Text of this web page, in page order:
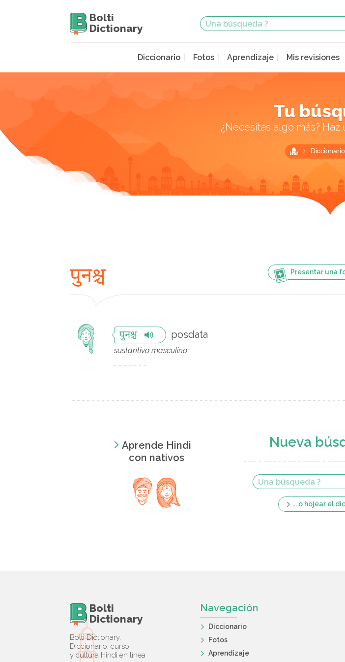
Bolti
Dictionary
Diccionario Fotos Aprendizaje Mis revisiones
Tu
¿Necesitas algo más?
Diccionario
Presentar una
पुनश्च
पुनश्च posdata
sustantivo masculino
Aprende Hindi
con nativos
Nueva
... o hojear el
Bolti
Dictionary
Bolti Dictionary,
Diccionario, curso
y cultura Hindi en línea
Navegación
Diccionario
Fotos
Aprendizaje